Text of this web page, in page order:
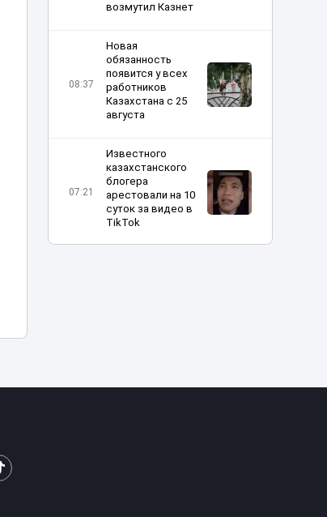
возмутил Казнет
08:37
Новая
обязанность
появится у всех
работников
Казахстана с 25
августа
07:21
Известного
казахстанского
блогера
арестовали на 10
суток за видео в
TikTok